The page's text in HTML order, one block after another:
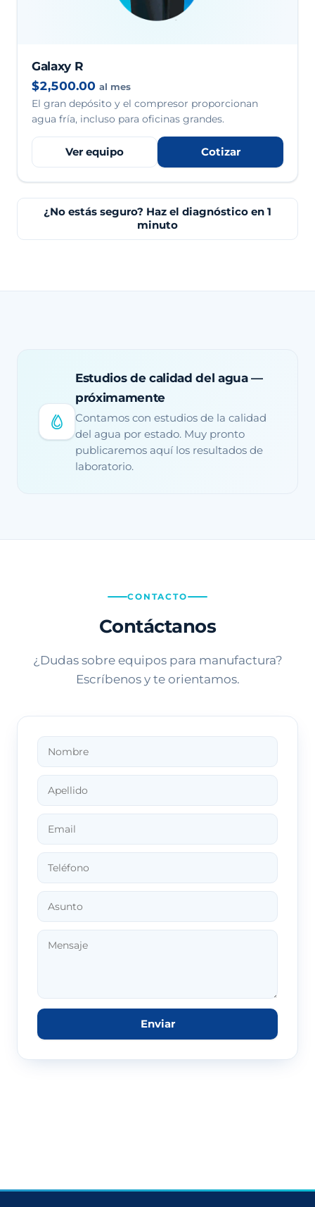
Galaxy R
$2,500.00 al mes
El gran depósito y el compresor proporcionan
agua fría, incluso para oficinas grandes.
Ver equipo Cotizar
¿No estás seguro? Haz el diagnóstico en 1
minuto
Estudios de calidad del agua —
próximamente
Contamos con estudios de la calidad
del agua por estado. Muy pronto
publicaremos aquí los resultados de
laboratorio.
CONTACTO
Contáctanos
¿Dudas sobre equipos para manufactura?
Escríbenos y te orientamos.
Enviar